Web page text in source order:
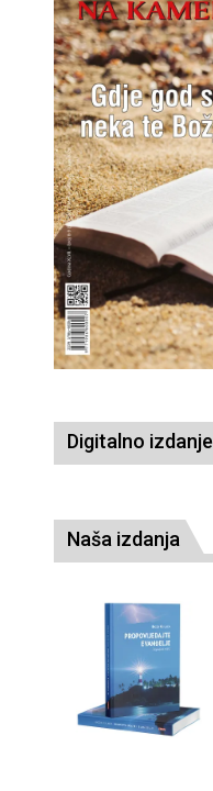
Digitalno izdanje
Naša izdanja